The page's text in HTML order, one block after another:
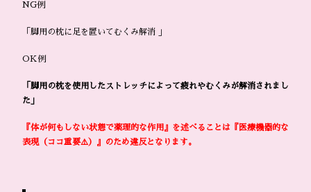
NG例
「脚用の枕に足を置いてむくみ解消 」
OK例
「脚用の枕を使用したストレッチによって疲れやむくみが解消されまし
た」
『体が何もしない状態で薬理的な作用』を述べることは『医療機器的な
表現（ココ重要⚠️）』のため違反となります。